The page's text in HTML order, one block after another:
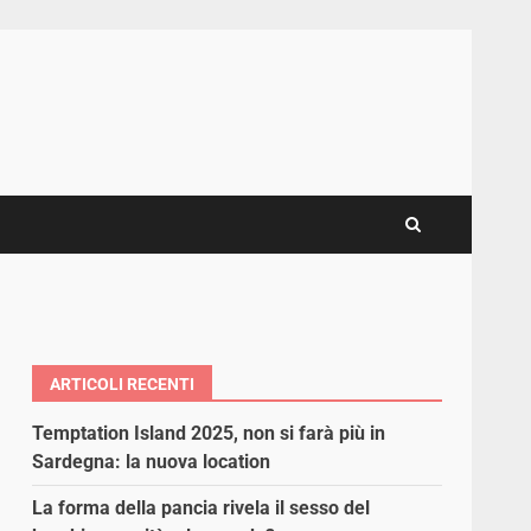
ARTICOLI RECENTI
Temptation Island 2025, non si farà più in
Sardegna: la nuova location
La forma della pancia rivela il sesso del